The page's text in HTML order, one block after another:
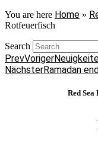
You are here Home »
Rotfeuerfisch
Search
PrevVoriger
NächsterRamadan
Red